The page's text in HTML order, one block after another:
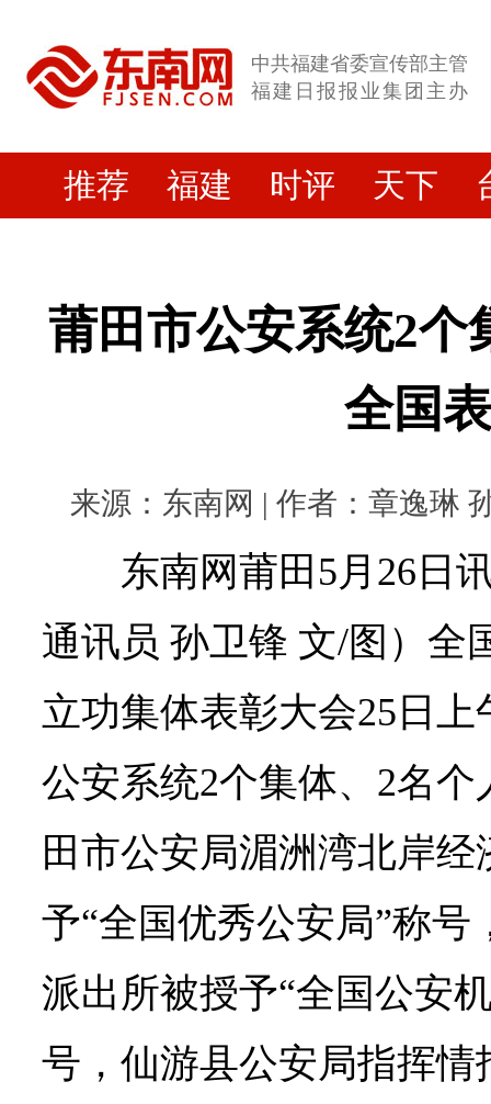
中共福建省委宣传部主管
福建日报报业集团主办
推荐 福建 时评 天下
莆田市公安系统2个
全国
来源：东南网 | 作者：章逸琳
东南网莆田5月26日
通讯员 孙卫锋 文/图）全
立功集体表彰大会25日
公安系统2个集体、2名
田市公安局湄洲湾北岸
予“全国优秀公安局”称
派出所被授予“全国公安
号，仙游县公安局指挥